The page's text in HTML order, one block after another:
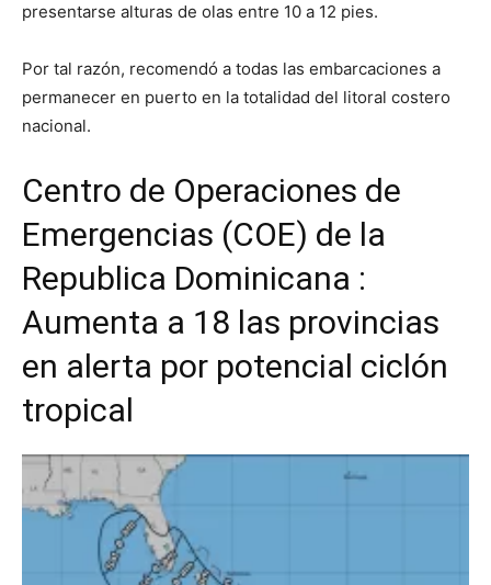
presentarse alturas de olas entre 10 a 12 pies.
Por tal razón, recomendó a todas las embarcaciones a
permanecer en puerto en la totalidad del litoral costero
nacional.
Centro de Operaciones de
Emergencias (COE) de la
Republica Dominicana :
Aumenta a 18 las provincias
en alerta por potencial ciclón
tropical